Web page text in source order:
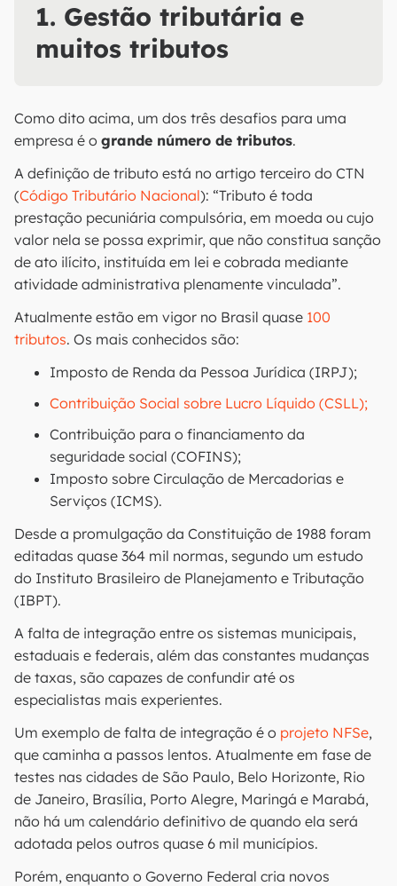
1. Gestão tributária e
muitos tributos
Como dito acima, um dos três desafios para uma
empresa é o grande número de tributos.
A definição de tributo está no artigo terceiro do CTN
(Código Tributário Nacional): “Tributo é toda
prestação pecuniária compulsória, em moeda ou cujo
valor nela se possa exprimir, que não constitua sanção
de ato ilícito, instituída em lei e cobrada mediante
atividade administrativa plenamente vinculada”.
Atualmente estão em vigor no Brasil quase 100
tributos. Os mais conhecidos são:
Imposto de Renda da Pessoa Jurídica (IRPJ);
Contribuição Social sobre Lucro Líquido (CSLL);
Contribuição para o financiamento da
seguridade social (COFINS);
Imposto sobre Circulação de Mercadorias e
Serviços (ICMS).
Desde a promulgação da Constituição de 1988 foram
editadas quase 364 mil normas, segundo um estudo
do Instituto Brasileiro de Planejamento e Tributação
(IBPT).
A falta de integração entre os sistemas municipais,
estaduais e federais, além das constantes mudanças
de taxas, são capazes de confundir até os
especialistas mais experientes.
Um exemplo de falta de integração é o projeto NFSe,
que caminha a passos lentos. Atualmente em fase de
testes nas cidades de São Paulo, Belo Horizonte, Rio
de Janeiro, Brasília, Porto Alegre, Maringá e Marabá,
não há um calendário definitivo de quando ela será
adotada pelos outros quase 6 mil municípios.
Porém, enquanto o Governo Federal cria novos